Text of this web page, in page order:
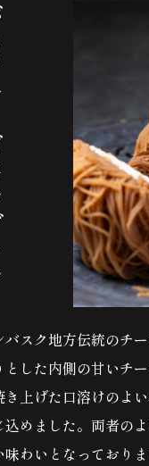
ン
バスク地方伝統のチ
とした内側の甘いチ
き上げた口溶けのよ
込めました。両者の
わいとなっておりま